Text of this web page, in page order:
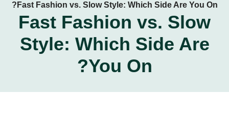
Fast Fashion vs. Slow Style: Which Side Are You On?
Fast Fashion vs. Slow
Style: Which Side Are
You On?